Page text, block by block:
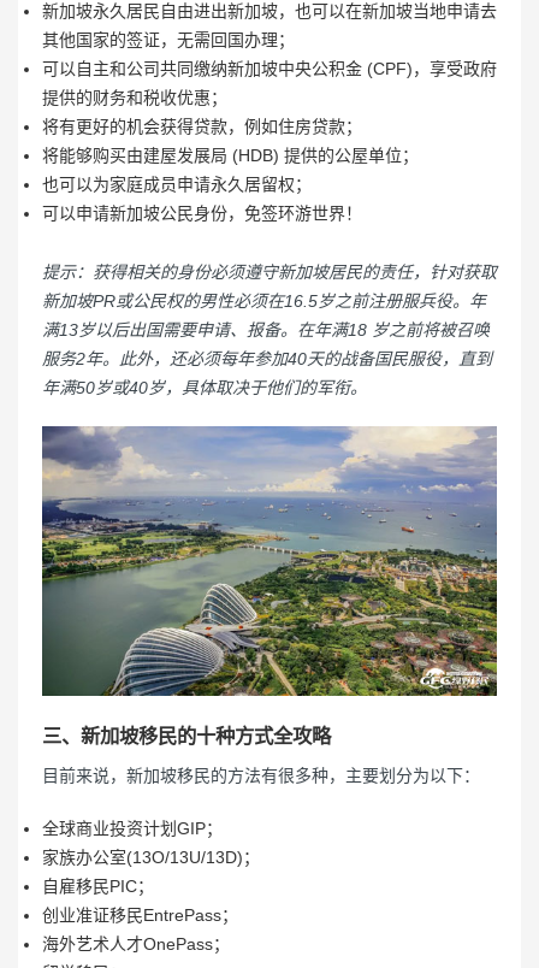
新加坡永久居民自由进出新加坡，也可以在新加坡当地申请去
其他国家的签证，无需回国办理；
可以自主和公司共同缴纳新加坡中央公积金 (CPF)，享受政府
提供的财务和税收优惠；
将有更好的机会获得贷款，例如住房贷款；
将能够购买由建屋发展局 (HDB) 提供的公屋单位；
也可以为家庭成员申请永久居留权；
可以申请新加坡公民身份，免签环游世界！
提示：获得相关的身份必须遵守新加坡居民的责任，针对获取
新加坡PR或公民权的男性必须在16.5岁之前注册服兵役。年
满13岁以后出国需要申请、报备。在年满18 岁之前将被召唤
服务2年。此外，还必须每年参加40天的战备国民服役，直到
年满50岁或40岁，具体取决于他们的军衔。
三、新加坡移民的十种方式全攻略
目前来说，新加坡移民的方法有很多种，主要划分为以下：
全球商业投资计划GIP；
家族办公室(13O/13U/13D)；
自雇移民PIC；
创业准证移民EntrePass；
海外艺术人才OnePass；